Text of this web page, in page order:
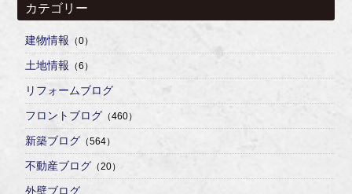
カテゴリー
建物情報 （0）
土地情報 （6）
リフォームブログ
フロントブログ （460）
新築ブログ （564）
不動産ブログ （20）
外壁ブログ